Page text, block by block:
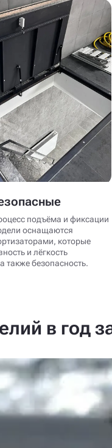
подъёма и фиксации
оснащаются
которые
и лёгкость
также безопасность.
в год